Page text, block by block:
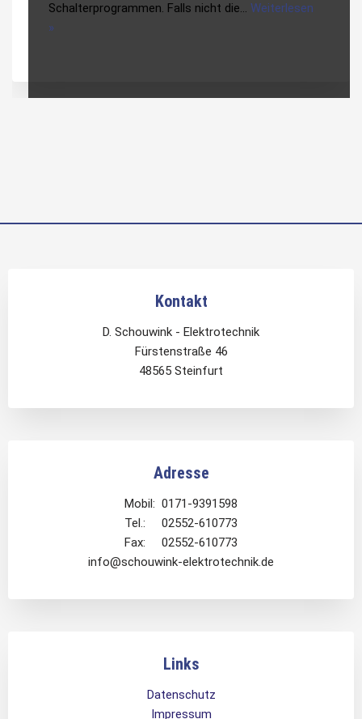
Schalterprogrammen. Falls nicht die… Weiterlesen
»
Kontakt
D. Schouwink - Elektrotechnik
Fürstenstraße 46
48565 Steinfurt
Adresse
Mobil: 0171-9391598
Tel.: 02552-610773
Fax: 02552-610773
info@schouwink-elektrotechnik.de
Links
Datenschutz
Impressum